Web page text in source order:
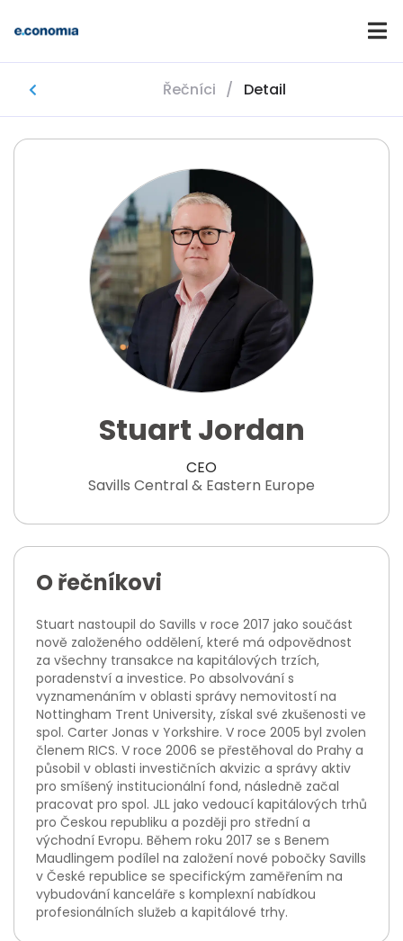
Řečníci / Detail
Stuart Jordan
CEO
Savills Central & Eastern Europe
O řečníkovi
Stuart nastoupil do Savills v roce 2017 jako součást
nově založeného oddělení, které má odpovědnost
za všechny transakce na kapitálových trzích,
poradenství a investice. Po absolvování s
vyznamenáním v oblasti správy nemovitostí na
Nottingham Trent University, získal své zkušenosti ve
spol. Carter Jonas v Yorkshire. V roce 2005 byl zvolen
členem RICS. V roce 2006 se přestěhoval do Prahy a
působil v oblasti investičních akvizic a správy aktiv
pro smíšený institucionální fond, následně začal
pracovat pro spol. JLL jako vedoucí kapitálových trhů
pro Českou republiku a později pro střední a
východní Evropu. Během roku 2017 se s Benem
Maudlingem podílel na založení nové pobočky Savills
v České republice se specifickým zaměřením na
vybudování kanceláře s komplexní nabídkou
profesionálních služeb a kapitálové trhy.